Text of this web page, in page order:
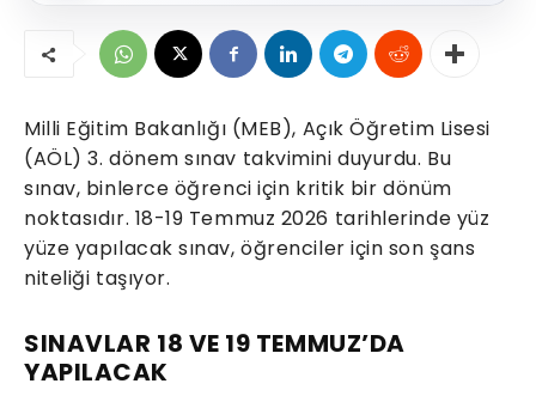
Milli Eğitim Bakanlığı (MEB), Açık Öğretim Lisesi
(AÖL) 3. dönem sınav takvimini duyurdu. Bu
sınav, binlerce öğrenci için kritik bir dönüm
noktasıdır. 18-19 Temmuz 2026 tarihlerinde yüz
yüze yapılacak sınav, öğrenciler için son şans
niteliği taşıyor.
SINAVLAR 18 VE 19 TEMMUZ’DA
YAPILACAK